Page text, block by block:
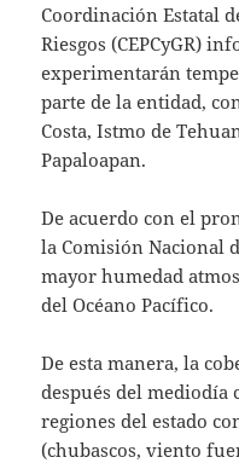
Coordinación Estatal
Riesgos (CEPCyGR)
experimentarán
parte de la entidad,
Costa, Istmo de
Papaloapan.
De acuerdo con el
la Comisión Nacional
mayor humedad
del Océano Pacífico.
De esta manera, la
después del
regiones del estado
(chubascos, viento